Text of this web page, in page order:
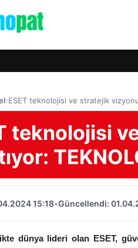
›ESET teknolojisi ve stratejik
teknolojisi
15:18•Güncellendi:
dünya lideri olan ESET,